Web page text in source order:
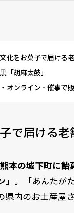
化をお菓子で届ける
「胡麻太鼓」
オンライン・催事で
で届ける老
熊本の城下町に飴
。
「あんたが
内のお土産屋